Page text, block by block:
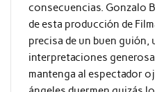
consecuencias. Gonzalo
de esta producción de
precisa de un buen
interpretaciones
mantenga al espectador